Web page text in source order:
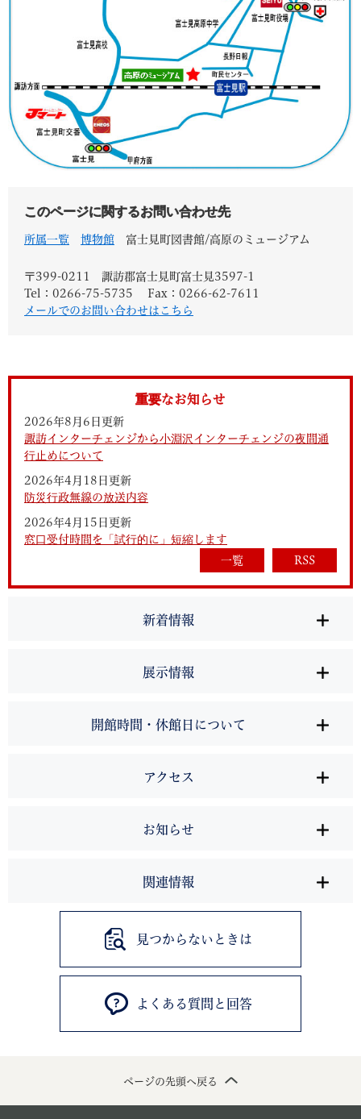
このページに関するお問い合わせ先
所属一覧 博物館 富士見町図書館/高原のミュージアム
〒399-0211
諏訪郡富士見町富士見3597-1
Tel：0266-75-5735
Fax：0266-62-7611
メールでのお問い合わせはこちら
重要なお知らせ
2026年8月6日更新
諏訪インターチェンジから小淵沢インターチェンジの夜間通
行止めについて
2026年4月18日更新
防災行政無線の放送内容
2026年4月15日更新
窓口受付時間を「試行的に」短縮します
一覧
RSS
新着情報
展示情報
開館時間・休館日について
アクセス
お知らせ
関連情報
見つからないときは
よくある質問と回答
ページの先頭へ戻る